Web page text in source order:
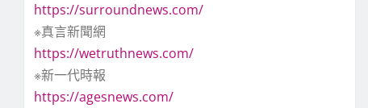
https://surroundnews.com/
※真言新聞網
https://wetruthnews.com/
※新一代時報
https://agesnews.com/